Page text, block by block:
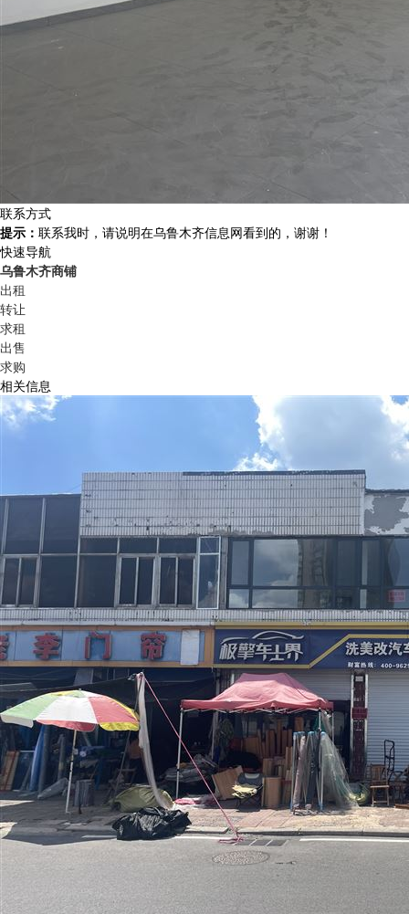
联系方式
提示： 联系我时，请说明在乌鲁木齐信息网看到的，谢谢！
快速导航
乌鲁木齐商铺
出租
转让
求租
出售
求购
相关信息